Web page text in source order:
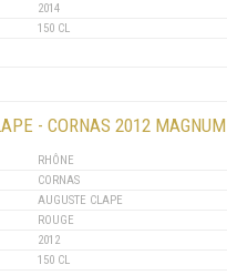
2014
150 CL
- CORNAS 2012 MAGNUM
RHÔNE
CORNAS
AUGUSTE CLAPE
ROUGE
2012
150 CL